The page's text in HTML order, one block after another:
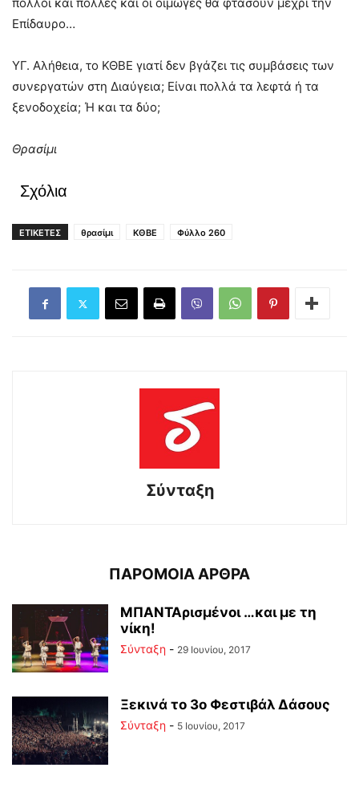
Επίδαυρο…
ΥΓ. Αλήθεια, το ΚΘΒΕ γιατί δεν βγάζει τις συμβάσεις των
συνεργατών στη Διαύγεια; Είναι πολλά τα λεφτά ή τα
ξενοδοχεία; Ή και τα δύο;
Θρασίμι
Σχόλια
ΕΤΙΚΕΤΕΣ θρασίμι ΚΘΒΕ Φύλλο 260
Σύνταξη
ΠΑΡΟΜΟΙΑ ΑΡΘΡΑ
ΜΠΑΝΤΑρισμένοι …και με τη
νίκη!
Σύνταξη - 29 Ιουνίου, 2017
Ξεκινά το 3ο Φεστιβάλ Δάσους
Σύνταξη - 5 Ιουνίου, 2017